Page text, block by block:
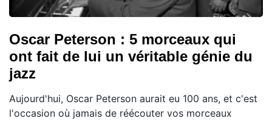
Oscar Peterson : 5 morceaux qui
ont fait de lui un véritable génie du
jazz
Aujourd'hui, Oscar Peterson aurait eu 100 ans, et c'est
l'occasion où jamais de réécouter vos morceaux